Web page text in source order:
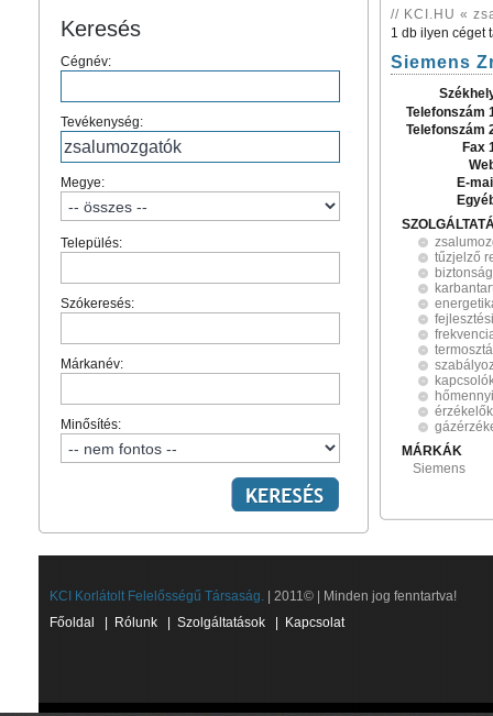
Keresés
Cégnév:
Tevékenység:
Megye:
Település:
Szókeresés:
Márkanév:
Minősítés:
// KCI.HU «
1 db ilyen céget
Siemens
Telefonszám
Telefonszám
Fax
E-
tűzjelző
érzékelők
MÁRKÁK
Siemens
KCI Korlátolt Felelősségű Társaság. | 2011© | Minden jog fenntartva!
Főoldal
Rólunk Szolgáltatások Kapcsolat